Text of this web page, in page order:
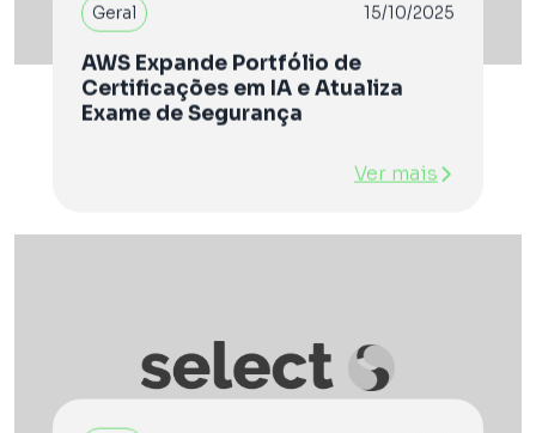
Geral 15/10/2025
AWS Expande Portfólio de
Certificações em IA e Atualiza
Exame de Segurança
Ver mais